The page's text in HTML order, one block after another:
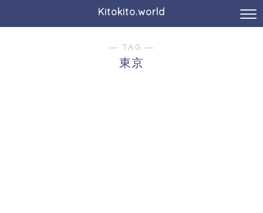
Kitokito.world
― TAG ―
東京